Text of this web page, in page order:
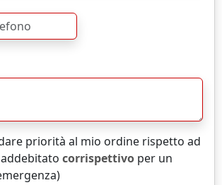
priorità al mio ordine rispetto ad
corrispettivo per un